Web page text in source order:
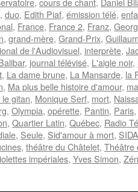
, duo, Edith Piaf, émission télé,
, France, France 2, Franz,
, grand-mère, Grand-Prix,
de l'Audiovisuel, interprète,
, journal télévisé, L'aigle noir,
, La dame brune, La Mansarde, la
, Ma plus belle histoire d'amour,
gitan, Monique Serf, mort,
, Olympia, opérette, Pantin, Paris,
, Quartier Latin, Québec, Radio
, Seule, Sid'amour à mort, SIDA
, théâtre du Châtelet, Théâtre
impériales, Yves Simon,